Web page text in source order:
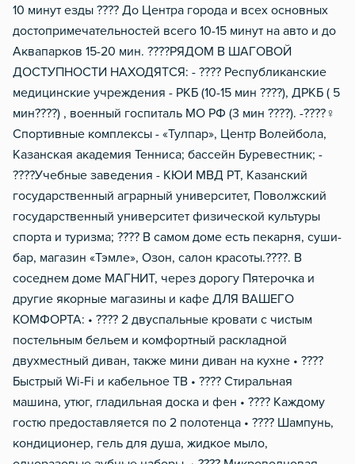
Мобильный интернет 3g/
10 минут езды ???? До Центра города и всех основных
достопримечательностей всего 10-15 минут на авто и до
Аквапарков 15-20 мин. ????РЯДОМ В ШАГОВОЙ
ДОСТУПНОСТИ НАХОДЯТСЯ: - ???? Республиканские
медицинские учреждения - РКБ (10-15 мин ????), ДРКБ ( 5
мин????) , военный госпиталь МО РФ (3 мин ????). -????‍♀️
Спортивные комплексы - «Тулпар», Центр Волейбола,
Казанская академия Тенниса; бассейн Буревестник; -
????Учебные заведения - КЮИ МВД РТ, Казанский
государственный аграрный университет, Поволжский
государственный университет физической культуры
спорта и туризма; ???? В самом доме есть пекарня, суши-
бар, магазин «Тэмле», Озон, салон красоты.????. В
соседнем доме МАГНИТ, через дорогу Пятерочка и
другие якорные магазины и кафе ДЛЯ ВАШЕГО
КОМФОРТА: • ????️ 2 двуспальные кровати с чистым
постельным бельем и комфортный раскладной
двухместный диван, также мини диван на кухне • ????
Быстрый Wi-Fi и кабельное ТВ • ???? Стиральная
машина, утюг, гладильная доска и фен • ???? Каждому
гостю предоставляется по 2 полотенца • ???? Шампунь,
кондиционер, гель для душа, жидкое мыло,